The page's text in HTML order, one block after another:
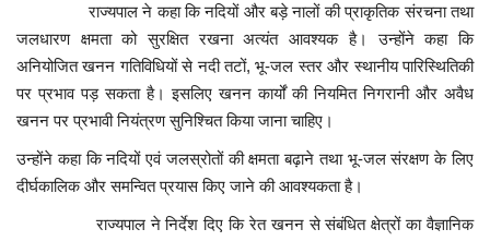
राज्यपाल ने कहा कि नदियों और बड़े नालों की प्राकृतिक संरचना तथा
जलधारण क्षमता को सुरक्षित रखना अत्यंत आवश्यक है। उन्होंने कहा कि
अनियोजित खनन गतिविधियों से नदी तटों, भू-जल स्तर और स्थानीय पारिस्थितिकी
पर प्रभाव पड़ सकता है। इसलिए खनन कार्यों की नियमित निगरानी और अवैध
खनन पर प्रभावी नियंत्रण सुनिश्चित किया जाना चाहिए।
उन्होंने कहा कि नदियों एवं जलस्रोतों की क्षमता बढ़ाने तथा भू-जल संरक्षण के लिए
दीर्घकालिक और समन्वित प्रयास किए जाने की आवश्यकता है।
राज्यपाल ने निर्देश दिए कि रेत खनन से संबंधित क्षेत्रों का वैज्ञानिक